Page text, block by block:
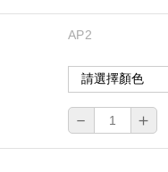
AP2
－ ＋